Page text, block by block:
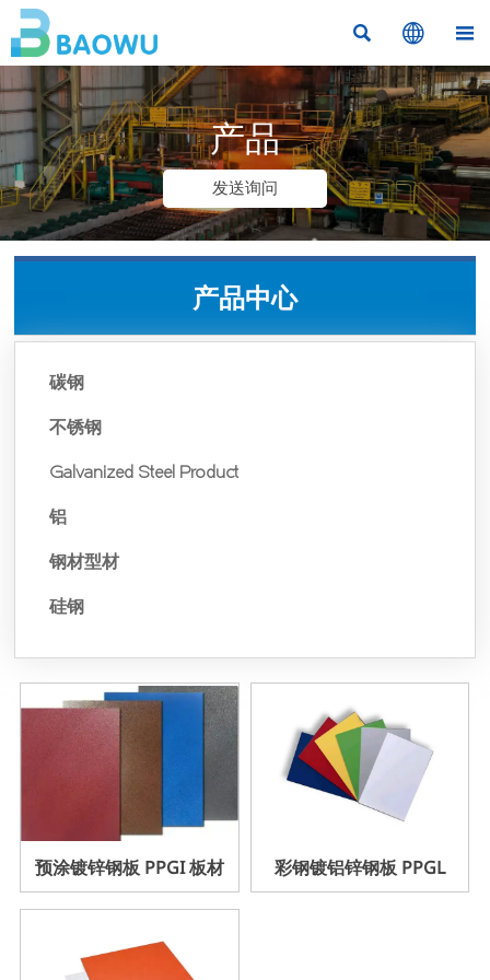
  
产品
发送询问
产品中心
碳钢
不锈钢
Galvanized Steel Product
铝
钢材型材
硅钢
预涂镀锌钢板 PPGI 板材 彩钢镀铝锌钢板 PPGL